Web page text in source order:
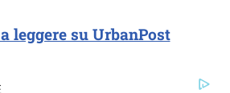
leggere su UrbanPost